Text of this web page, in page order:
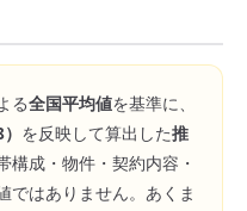
る全国平均値を基準に、
） を反映して算出した推
構成・物件・契約内容・
ではありません。あくま